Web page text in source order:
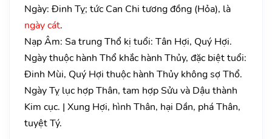
Ngày: Đinh Tỵ; tức Can Chi tương đồng (Hỏa), là
ngày cát.
Nạp Âm: Sa trung Thổ kị tuổi: Tân Hợi, Quý Hợi.
Ngày thuộc hành Thổ khắc hành Thủy, đặc biệt tuổi:
Đinh Mùi, Quý Hợi thuộc hành Thủy không sợ Thổ.
Ngày Tỵ lục hợp Thân, tam hợp Sửu và Dậu thành
Kim cục. | Xung Hợi, hình Thân, hại Dần, phá Thân,
tuyệt Tý.